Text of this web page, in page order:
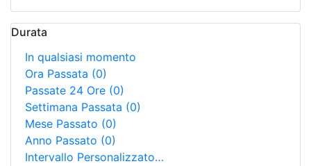
Durata
In qualsiasi momento
Ora Passata (0)
Passate 24 Ore (0)
Settimana Passata (0)
Mese Passato (0)
Anno Passato (0)
Intervallo Personalizzato…